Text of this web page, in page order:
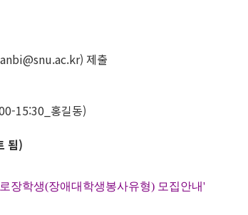
제출
15:30_홍길동)
됨)
학생(장애대학생봉사유형) 모집안내'